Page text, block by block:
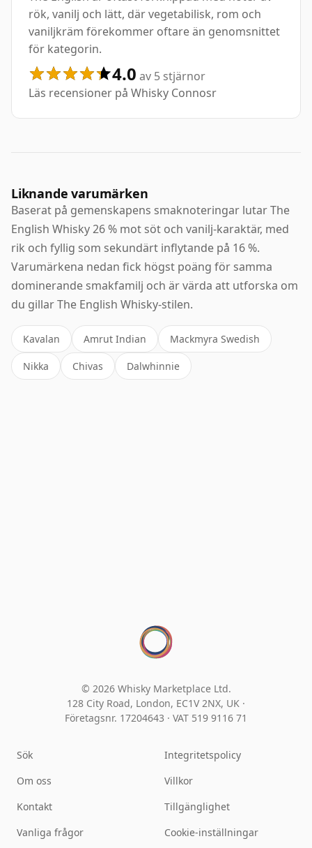
rök, vanilj och lätt, där vegetabilisk, rom och
vaniljkräm förekommer oftare än genomsnittet
för kategorin.
4.0 av 5 stjärnor
Läs recensioner på Whisky Connosr
Liknande varumärken
Baserat på gemenskapens smaknoteringar lutar The
English Whisky 26 % mot söt och vanilj-karaktär, med
rik och fyllig som sekundärt inflytande på 16 %.
Varumärkena nedan fick högst poäng för samma
dominerande smakfamilj och är värda att utforska om
du gillar The English Whisky-stilen.
Kavalan Amrut Indian Mackmyra Swedish
Nikka Chivas Dalwhinnie
© 2026 Whisky Marketplace Ltd.
128 City Road, London, EC1V 2NX, UK ·
Företagsnr. 17204643 · VAT 519 9116 71
Sök
Om oss
Kontakt
Vanliga frågor
Integritetspolicy
Villkor
Tillgänglighet
Cookie-inställningar